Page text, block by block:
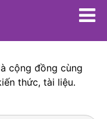
cộng đồng cùng
thức, tài liệu.